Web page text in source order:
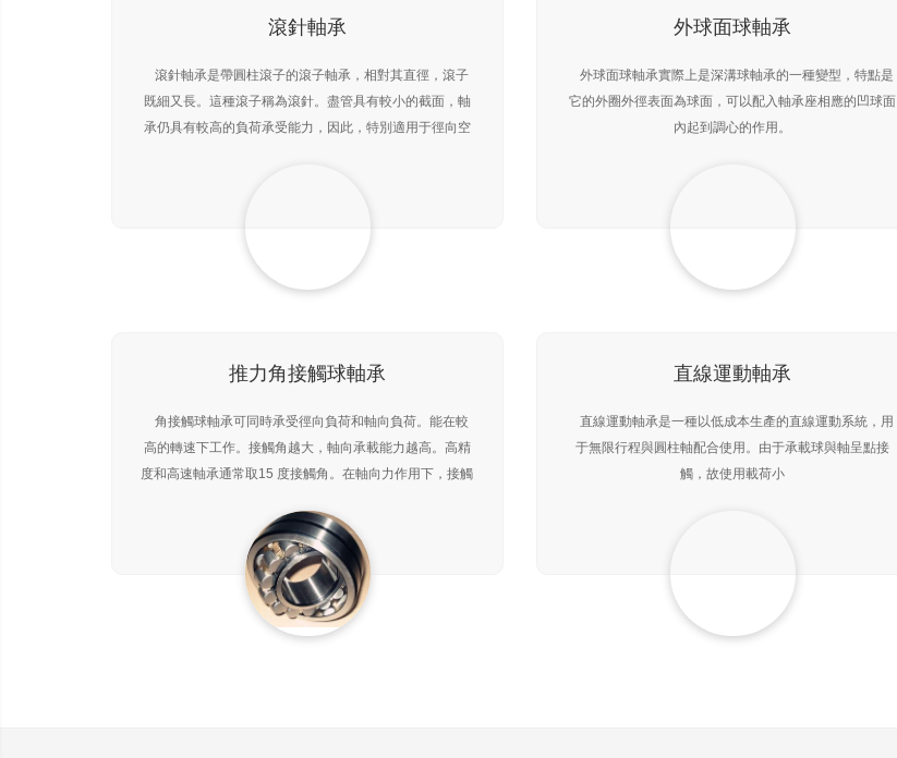
滾針軸承
滾針軸承是帶圓柱滾子的滾子軸承，相對其直徑，滾子
既細又長。這種滾子稱為滾針。盡管具有較小的截面，軸
承仍具有較高的負荷承受能力，因此，特別適用于徑向空
外球面球軸承
外球面球軸承實際上是深溝球軸承的一種變型，特點是
它的外圈外徑表面為球面，可以配入軸承座相應的凹球面
內起到調心的作用。
推力角接觸球軸承
角接觸球軸承可同時承受徑向負荷和軸向負荷。能在較
高的轉速下工作。接觸角越大，軸向承載能力越高。高精
度和高速軸承通常取15 度接觸角。在軸向力作用下，接觸
直線運動軸承
直線運動軸承是一種以低成本生產的直線運動系統，用
于無限行程與圓柱軸配合使用。由于承載球與軸呈點接
觸，故使用載荷小